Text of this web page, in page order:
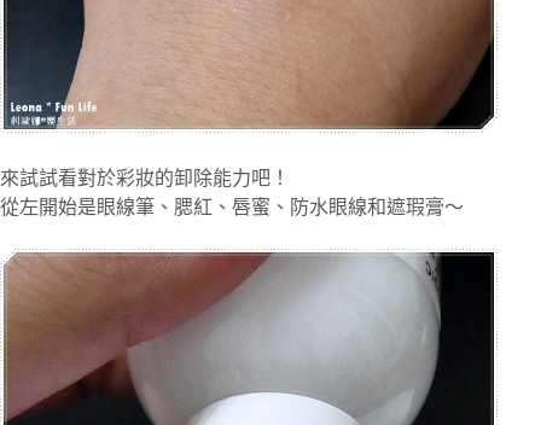
來試試看對於彩妝的卸除能力吧！
從左開始是眼線筆、腮紅、唇蜜、防水眼線和遮瑕膏～